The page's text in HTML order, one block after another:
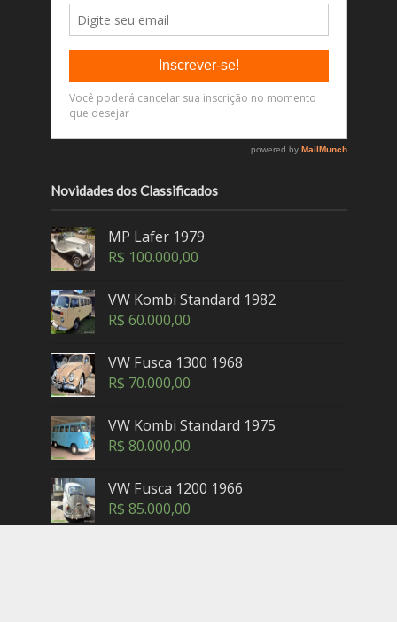
Novidades dos Classificados
MP Lafer 1979
R$ 100.000,00
VW Kombi Standard 1982
R$ 60.000,00
VW Fusca 1300 1968
R$ 70.000,00
VW Kombi Standard 1975
R$ 80.000,00
VW Fusca 1200 1966
R$ 85.000,00